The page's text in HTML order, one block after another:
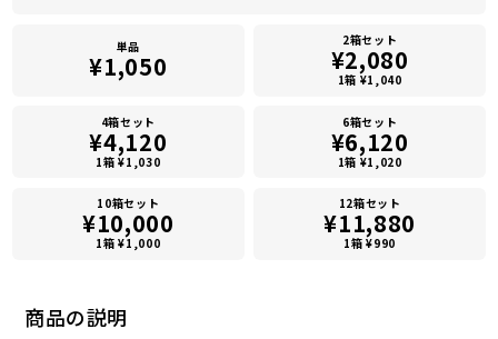
商品の説明
単品
¥1,050
2箱セット
¥2,080
1箱 ¥1,040
4箱セット
¥4,120
1箱 ¥1,030
6箱セット
¥6,120
1箱 ¥1,020
10箱セット
¥10,000
1箱 ¥1,000
12箱セット
¥11,880
1箱 ¥990